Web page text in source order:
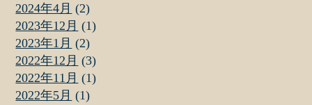
2024年4月 (2)
2023年12月 (1)
2023年1月 (2)
2022年12月 (3)
2022年11月 (1)
2022年5月 (1)